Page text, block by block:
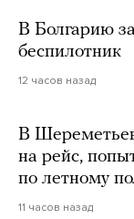
В Болгарию
беспилотник
12 часов назад
В
на рейс,
по летному
11 часов назад